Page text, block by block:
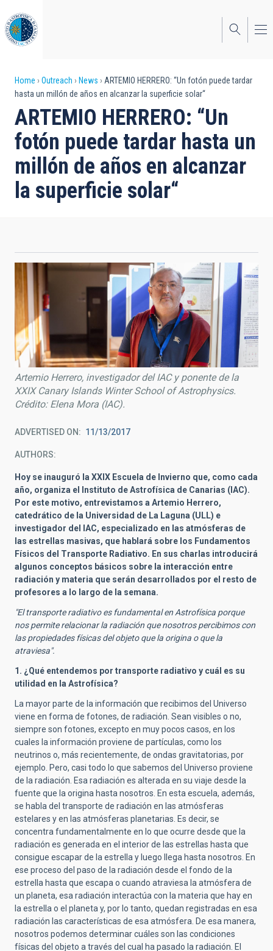
to
main
content
Breadcrumb
Home Outreach News
ARTEMIO HERRERO: “Un fotón puede tardar
hasta un millón de años en alcanzar la superficie solar“
ARTEMIO HERRERO: “Un
fotón puede tardar hasta un
millón de años en alcanzar
la superficie solar“
Artemio Herrero, investigador del IAC y ponente de la
XXIX Canary Islands Winter School of Astrophysics.
Crédito: Elena Mora (IAC).
ADVERTISED ON 11/13/2017
AUTHORS
Hoy se inauguró la XXIX Escuela de Invierno que, como cada
año, organiza el Instituto de Astrofísica de Canarias (IAC).
Por este motivo, entrevistamos a Artemio Herrero,
catedrático de la Universidad de La Laguna (ULL) e
investigador del IAC, especializado en las atmósferas de
las estrellas masivas, que hablará sobre los Fundamentos
Físicos del Transporte Radiativo. En sus charlas introducirá
algunos conceptos básicos sobre la interacción entre
radiación y materia que serán desarrollados por el resto de
profesores a lo largo de la semana.
"El transporte radiativo es fundamental en Astrofísica porque
nos permite relacionar la radiación que nosotros percibimos con
las propiedades físicas del objeto que la origina o que la
atraviesa".
1. ¿Qué entendemos por transporte radiativo y cuál es su
utilidad en la Astrofísica?
La mayor parte de la información que recibimos del Universo
viene en forma de fotones, de radiación. Sean visibles o no,
siempre son fotones, excepto en muy pocos casos, en los
cuales la información proviene de partículas, como los
neutrinos o, más recientemente, de ondas gravitatorias, por
ejemplo. Pero, casi todo lo que sabemos del Universo proviene
de la radiación. Esa radiación es alterada en su viaje desde la
fuente que la origina hasta nosotros. En esta escuela, además,
se habla del transporte de radiación en las atmósferas
estelares y en las atmósferas planetarias. Es decir, se
concentra fundamentalmente en lo que ocurre desde que la
radiación es generada en el interior de las estrellas hasta que
consigue escapar de la estrella y luego llega hasta nosotros. En
ese proceso del paso de la radiación desde el fondo de la
estrella hasta que escapa o cuando atraviesa la atmósfera de
un planeta, esa radiación interactúa con la materia que hay en
la estrella o el planeta y, por lo tanto, quedan registradas en esa
radiación las características de esa atmósfera. De esa manera,
nosotros podemos determinar cuáles son las condiciones
físicas del objeto a través del cual ha pasado la radiación. El